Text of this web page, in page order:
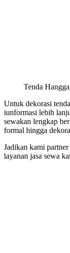
Tenda
Untuk dekorasi
iunformasi lebih
sewakan lengkap
formal hingga
Jadikan kami
layanan jasa sewa